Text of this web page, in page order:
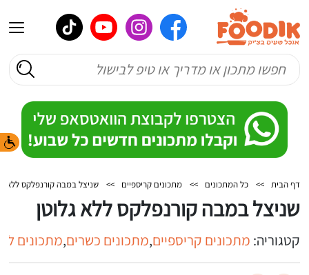
דף הבית >> כל המתכונים >> מתכונים קריספיים >> שניצל במבה קורנפלקס ללא
שניצל במבה קורנפלקס ללא גלוטן
קטגוריה: מתכונים קריספיים,מתכונים כשרים,מתכונים